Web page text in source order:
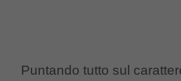
Puntando tutto sul